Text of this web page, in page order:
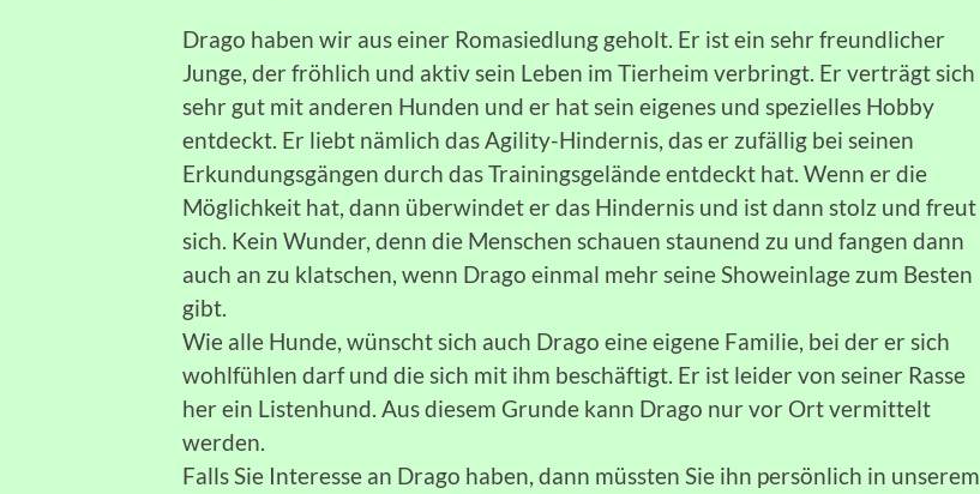
Drago haben wir aus einer Romasiedlung geholt. Er ist ein sehr freundlicher
Junge, der fröhlich und aktiv sein Leben im Tierheim verbringt. Er verträgt sich
sehr gut mit anderen Hunden und er hat sein eigenes und spezielles Hobby
entdeckt. Er liebt nämlich das Agility-Hindernis, das er zufällig bei seinen
Erkundungsgängen durch das Trainingsgelände entdeckt hat. Wenn er die
Möglichkeit hat, dann überwindet er das Hindernis und ist dann stolz und freut
sich. Kein Wunder, denn die Menschen schauen staunend zu und fangen dann
auch an zu klatschen, wenn Drago einmal mehr seine Showeinlage zum Besten
gibt.
Wie alle Hunde, wünscht sich auch Drago eine eigene Familie, bei der er sich
wohlfühlen darf und die sich mit ihm beschäftigt. Er ist leider von seiner Rasse
her ein Listenhund. Aus diesem Grunde kann Drago nur vor Ort vermittelt
werden.
Falls Sie Interesse an Drago haben, dann müssten Sie ihn persönlich in unserem